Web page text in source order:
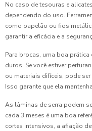
No caso de tesouras e
dependendo do uso.
como papelão ou fios
garantir a eficácia e a
Para brocas, uma boa
duros. Se você estiver
ou materiais difíceis, pode
Isso garante que ela
As lâminas de serra podem
cada 3 meses é uma boa
cortes intensivos, a afiação